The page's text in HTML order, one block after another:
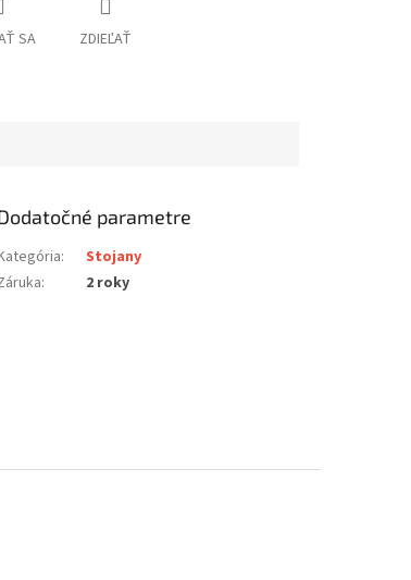
SA ZDIEĽAŤ
parametre
:
Stojany
: 2 roky